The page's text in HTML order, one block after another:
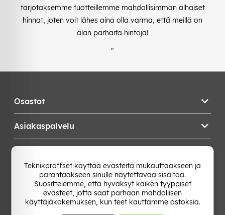
tarjotaksemme tuotteillemme mahdollisimman alhaiset
hinnat, joten voit lähes aina olla varma, että meillä on
alan parhaita hintoja!
"
Osastot
Asiakaspalvelu
Vaihda Maa
Teknikproffset käyttää evästeitä mukauttaakseen ja
parantaakseen sinulle näytettävää sisältöä.
Suosittelemme, että hyväksyt kaiken tyyppiset
evästeet, jotta saat parhaan mahdollisen
käyttäjäkokemuksen, kun teet kauttamme ostoksia.